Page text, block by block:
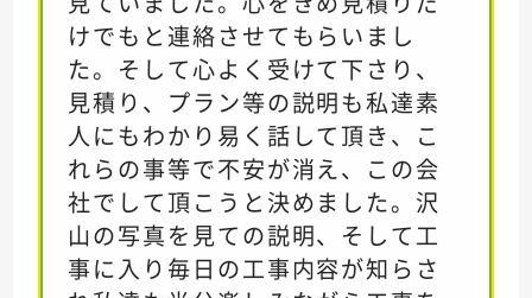
けでもと連絡させてもらいまし
た。そして心よく受けて下さり、
見積り、プラン等の説明も私達素
人にもわかり易く話して頂き、こ
れらの事等で不安が消え、この会
社でして頂こうと決めました。沢
山の写真を見ての説明、そして工
事に入り毎日の工事内容が知らさ